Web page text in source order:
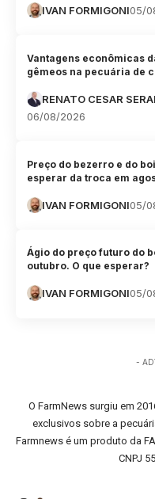
IVAN FORMIGONI05/
Vantagens econômicas
gêmeos na pecuária de
RENATO CESAR
06/08/2026
Preço do bezerro e do
esperar da troca em
IVAN FORMIGONI05/
Ágio do preço futuro do
outubro. O que esperar?
IVAN FORMIGONI05/
-
O FarmNews surgiu em
exclusivos sobre a
Farmnews é um produto da
CNPJ